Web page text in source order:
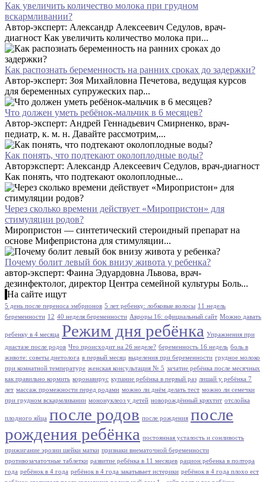
Как увеличить количество молока при грудном
вскармливании?
Автор-эксперт: Александр Алексеевич Седулов, врач-
диагност Как увеличить количество молока при...
Как распознать беременность на ранних сроках до задержки?
Автор-эксперт: Зоя Михайловна Печетова, ведущая курсов
для беременных супружеских пар...
Что должен уметь ребёнок-мальчик в 6 месяцев?
Автор-эксперт: Андрей Геннадьевич Смирненко, врач-
педиатр, к. м. н. Давайте рассмотрим,...
Как понять, что подтекают околоплодные воды?
Авторэксперт: Александр Алексеевич Седулов, врач-диагност
Как понять, что подтекают околоплодные...
Через сколько времени действует «Миропристон» для
стимуляции родов?
Миропристон — синтетический стероидный препарат на
основе Мифепристона для стимуляции...
Почему болит левый бок внизу живота у ребенка?
автор-эксперт: Фаина Эдуардовна Львова, врач-
дезинфектолог, директор Центра семейной культуры Боль...
На сайте ищут
5 день после переноса эмбрионов 5 лет ребенку: лобковые волосы 11 недель
беременности 12 40 неделя беременности Авроры 16: официальный сайт Можно давать
ребенку в 4 месяца Режим дня ребёнка Упражнения при
диастазе после родов Что происходит на 26 неделе? беременность 16 недель боль в
животе: советы диетолога в первый месяц выделения при беременности грудное молоко
при комнатной температуре женская консультация № 5 зачатие ребёнка после месячных
как правильно кормить коронавирус купание ребёнка в первый раз лишай у ребёнка 7
лет массаж промежности перед родами можно ли днём делать тест можно ли семечки
при грудном вскармливании мононуклеоз у детей новорождённый кряхтит отслойка
плодного яйца после родов после рождения после
рождения ребёнка постоянная усталость и сонливость
прижигание эрозии шейки матки признаки внематочной беременности
противозачаточные таблетки развитие ребёнка в 11 месяцев рацион ребенка в полтора
года ребёнок в 4 года ребёнок в 4 года закатывает истерики ребёнок в 4 года плохо ест